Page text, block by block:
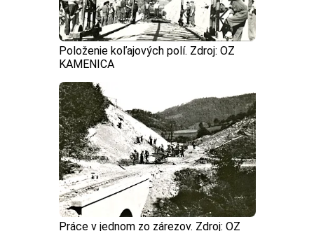
Položenie koľajových polí. Zdroj: OZ
KAMENICA
Práce v jednom zo zárezov. Zdroj: OZ